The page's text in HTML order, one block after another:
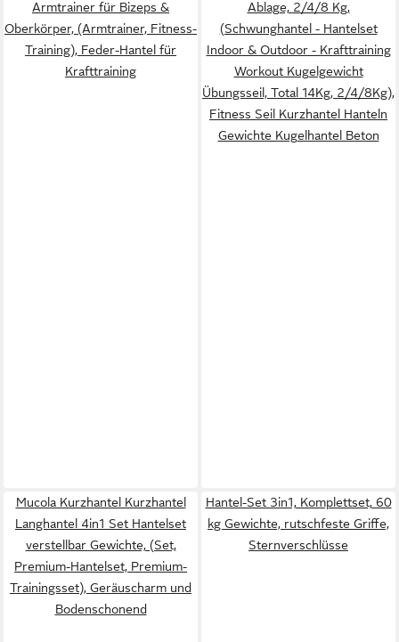
Armtrainer für Bizeps &
Oberkörper, (Armtrainer, Fitness-
Training), Feder-Hantel für
Krafttraining
Ablage, 2/4/8 Kg,
(Schwunghantel - Hantelset
Indoor & Outdoor - Krafttraining
Workout Kugelgewicht
Übungsseil, Total 14Kg, 2/4/8Kg),
Fitness Seil Kurzhantel Hanteln
Gewichte Kugelhantel Beton
Mucola Kurzhantel Kurzhantel
Langhantel 4in1 Set Hantelset
verstellbar Gewichte, (Set,
Premium-Hantelset, Premium-
Trainingsset), Geräuscharm und
Bodenschonend
Hantel-Set 3in1, Komplettset, 60
kg Gewichte, rutschfeste Griffe,
Sternverschlüsse